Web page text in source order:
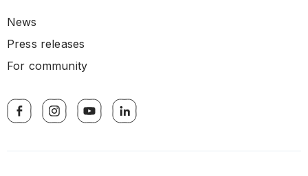
News
Press releases
For community